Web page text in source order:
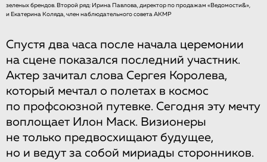
зеленых брендов. Второй ряд: Ирина Павлова, директор по продажам «Ведомости&»,
и Екатерина Коляда, член наблюдательного совета АКМР
Спустя два часа после начала церемонии
на сцене показался последний участник.
Актер зачитал слова Сергея Королева,
который мечтал о полетах в космос
по профсоюзной путевке. Сегодня эту мечту
воплощает Илон Маск. Визионеры
не только предвосхищают будущее,
но и ведут за собой мириады сторонников.